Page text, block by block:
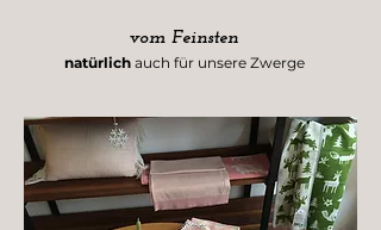
vom Feinsten
natürlich auch für unsere Zwerge